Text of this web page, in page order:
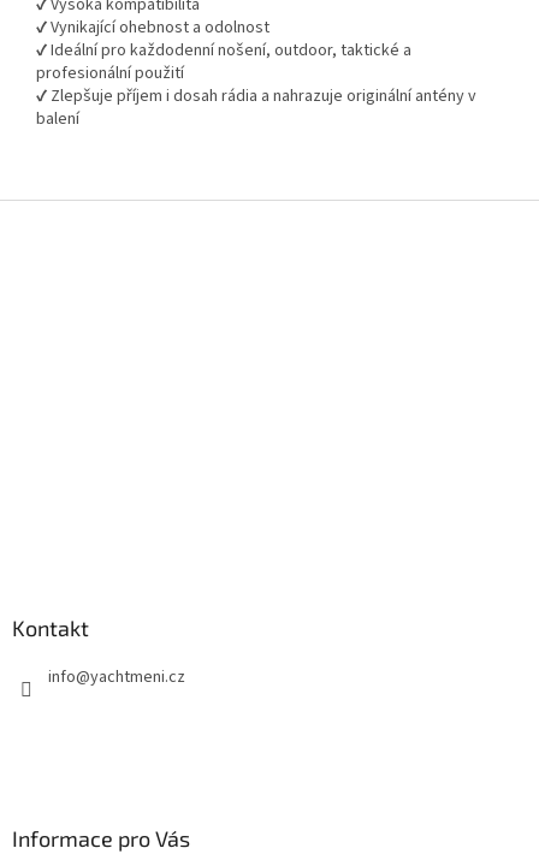
✔ Vynikající ohebnost a odolnost
✔ Ideální pro každodenní nošení, outdoor, taktické a
profesionální použití
✔ Zlepšuje příjem i dosah rádia a nahrazuje originální antény v
balení
Kontakt
info@yachtmeni.cz
Informace pro Vás